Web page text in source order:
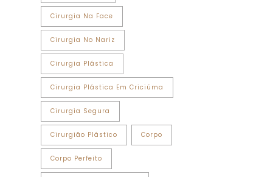
Cirurgia Na Face
Cirurgia No Nariz
Cirurgia Plástica
Cirurgia Plástica Em Criciúma
Cirurgia Segura
Cirurgião Plástico Corpo
Corpo Perfeito